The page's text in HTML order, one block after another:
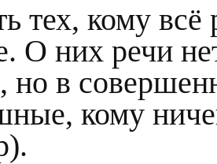
тех, кому
О них речи
но в
кому